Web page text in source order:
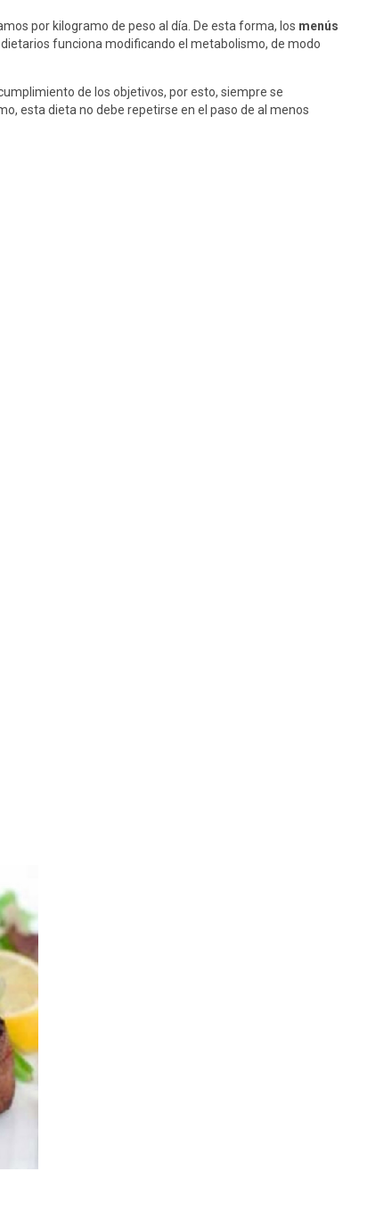
por kilogramo de peso al día. De esta forma, los menús
funciona modificando el metabolismo, de modo
de los objetivos, por esto, siempre se
esta dieta no debe repetirse en el paso de al menos